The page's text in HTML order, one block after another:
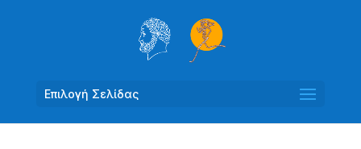
Επιλογή Σελίδας